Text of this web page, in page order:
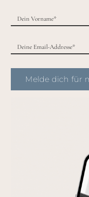
Melde dich für